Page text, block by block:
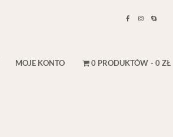
MOJE KONTO 0 PRODUKTÓW 0 ZŁ